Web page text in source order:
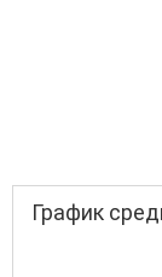
График